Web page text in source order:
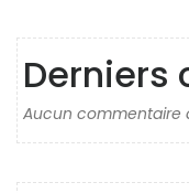
Derniers
Aucun commentaire